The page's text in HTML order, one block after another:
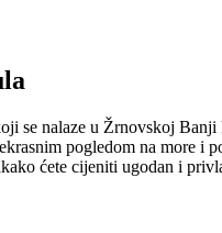
se nalaze u Žrnovskoj
pogledom na more i
ćete cijeniti ugodan i